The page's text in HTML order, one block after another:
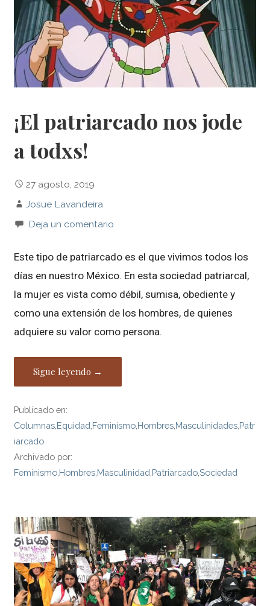
¡El patriarcado nos jode
a todxs!
27 agosto, 2019
Josue Lavandeira
Deja un comentario
Este tipo de patriarcado es el que vivimos todos los
días en nuestro México. En esta sociedad patriarcal,
la mujer es vista como débil, sumisa, obediente y
como una extensión de los hombres, de quienes
adquiere su valor como persona.
Sigue leyendo →
Publicado en:
Columnas Equidad Feminismo Hombres Masculinidades Patr
iarcado
Archivado por:
Feminismo Hombres Masculinidad Patriarcado,Sociedad